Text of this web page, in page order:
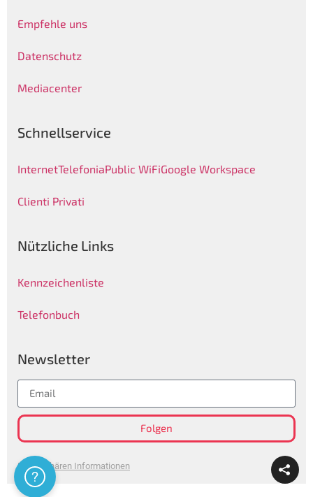
Empfehle uns
Datenschutz
Mediacenter
Schnellservice
InternetTelefoniaPublic WiFiGoogle Workspace
Clienti Privati
Nützliche Links
Kennzeichenliste
Telefonbuch
Newsletter
Folgen
Privatsphären Informationen